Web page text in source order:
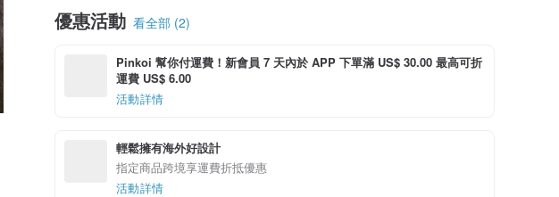
優惠活動 看全部 (2)
Pinkoi 幫你付運費！新會員 7 天內於 APP 下單滿 US$ 30.00 最高可折
運費 US$ 6.00
活動詳情
輕鬆擁有海外好設計
指定商品跨境享運費折抵優惠
活動詳情